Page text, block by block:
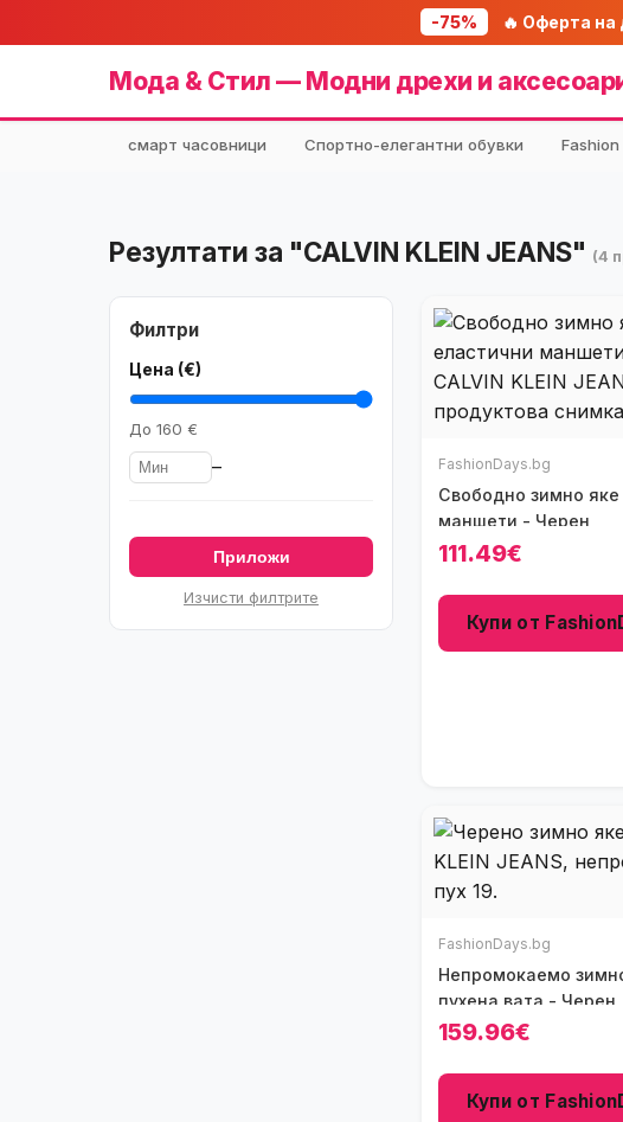
-75% 🔥 Оферта на
Мода & Стил — Модни дрехи и
смарт часовници Спортно-елегантни обувки Fashion
Резултати за "CALVIN KLEIN JEANS" (4
Филтри
Цена (€)
До 160 €
–
Приложи
Изчисти филтрите
FashionDays.bg
Свободно зимно яке
маншети - Черен
111.49€
Купи от
FashionDays.bg
Непромокаемо
пухена вата - Черен
159.96€
Купи от